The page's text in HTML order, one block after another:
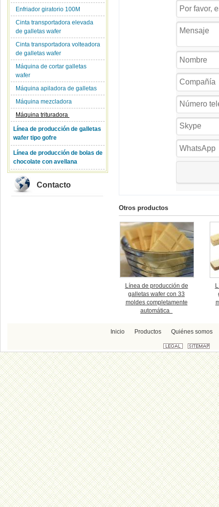
Enfriador giratorio 100M
Cinta transportadora elevada
de galletas wafer
Cinta transportadora volteadora
de galletas wafer
Máquina de cortar galletas
wafer
Máquina apiladora de galletas
Máquina mezcladora
Máquina trituradora
Línea de producción de galletas
wafer tipo gofre
Línea de producción de bolas de
chocolate con avellana
Contacto
Otros productos
Línea de producción de
galletas wafer con 33
moldes completamente
automática
Inicio Productos Quiénes somos